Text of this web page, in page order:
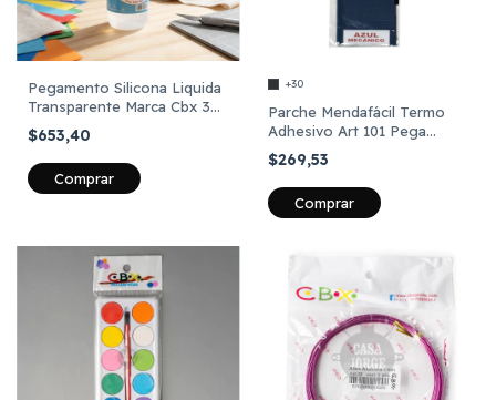
Pegamento Silicona Liquida
Transparente Marca Cbx 30
Ml
$653,40
+30
Parche Mendafácil Termo
Adhesivo Art 101 Pega
C/plancha Unid
$269,53
Comprar